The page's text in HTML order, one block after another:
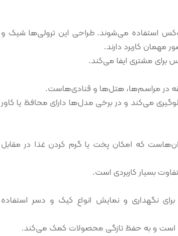
استفاده می‌شوند. طراحی این ترولی‌ها شیک و
مهمان کاربرد دارند.
برای مشتری ایفا می‌کند.
در مراسم‌ها، هتل‌ها و قنادی‌هاست.
می‌کند و در برخی مدل‌ها دارای محافظ یا کاور
که امکان پخت یا گرم کردن غذا در مقابل
بسیار کاربردی است.
نگهداری و نمایش انواع کیک و دسر استفاده
است و به حفظ تازگی محصولات کمک می‌کند.